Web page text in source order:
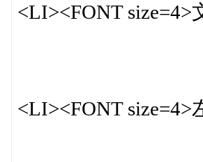
<LI><FONT size=4>
<LI><FONT size=4>